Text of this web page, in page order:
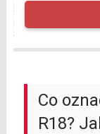
Co
R18?